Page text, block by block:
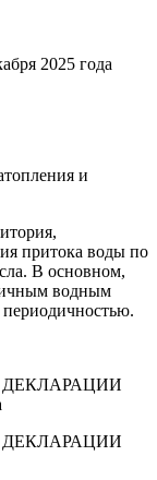
2025 года
и
притока воды по
В основном,
водным
периодичностью.